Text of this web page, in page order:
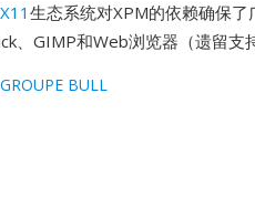
X11 生态系统对XPM的依赖确保
、GIMP和Web浏览器（遗留支
BULL